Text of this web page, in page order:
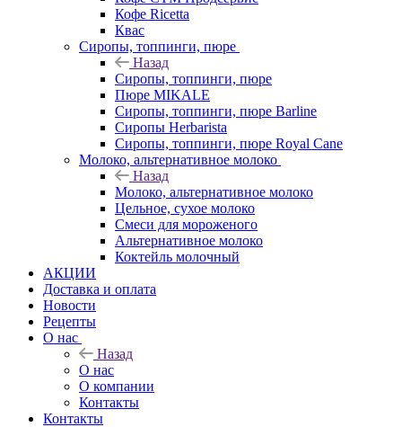
Кофе Ricetta
Квас
Сиропы, топпинги, пюре
Назад
Сиропы, топпинги, пюре
Пюре MIKALE
Сиропы, топпинги, пюре Barline
Сиропы Herbarista
Сиропы, топпинги, пюре Royal Cane
Молоко, альтернативное молоко
Назад
Молоко, альтернативное молоко
Цельное, сухое молоко
Смеси для мороженого
Альтернативное молоко
Коктейль молочный
АКЦИИ
Доставка и оплата
Новости
Рецепты
О нас
Назад
О нас
О компании
Контакты
Контакты